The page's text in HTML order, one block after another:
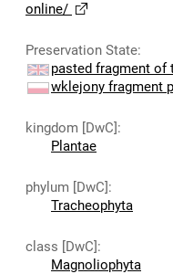
online/
Preservation State:
pasted fragment of
wklejony fragment
kingdom [DwC]:
Plantae
phylum [DwC]:
Tracheophyta
class [DwC]:
Magnoliophyta